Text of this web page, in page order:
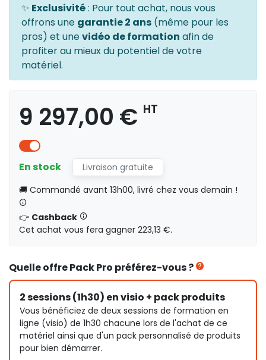
✨ Exclusivité: Pour tout achat, nous vous
offrons une garantie 2 ans (même pour les
pros) et unevidéo de formation afin de
profiter au mieux du potentiel de votre
matériel.
9 297,00 € HT
En stock
Livraison gratuite
🚚 Commandé avant 13h00, livré chez vous demain !
👉 Cashback
Cet achat vous fera gagner 223,13 €.
Quelle offre Pack Pro préférez-vous ?
2 sessions (1h30) en visio + pack produits
Vous bénéficiez de deux sessions de formation en
ligne (visio) de 1h30 chacune lors de l'achat de ce
matériel ainsi que d'un pack personnalisé de produits
pour bien démarrer.